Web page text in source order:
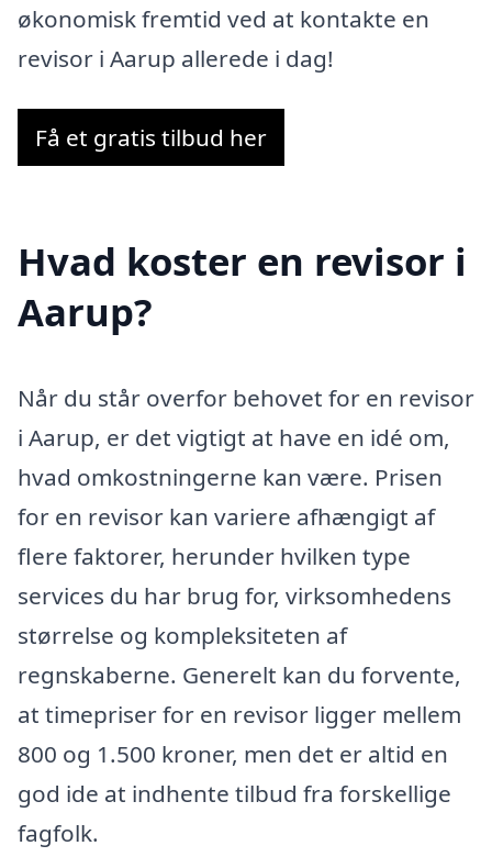
økonomisk fremtid ved at kontakte en
revisor i Aarup allerede i dag!
Få et gratis tilbud her
Hvad koster en revisor i
Aarup?
Når du står overfor behovet for en revisor
i Aarup, er det vigtigt at have en idé om,
hvad omkostningerne kan være. Prisen
for en revisor kan variere afhængigt af
flere faktorer, herunder hvilken type
services du har brug for, virksomhedens
størrelse og kompleksiteten af
regnskaberne. Generelt kan du forvente,
at timepriser for en revisor ligger mellem
800 og 1.500 kroner, men det er altid en
god ide at indhente tilbud fra forskellige
fagfolk.